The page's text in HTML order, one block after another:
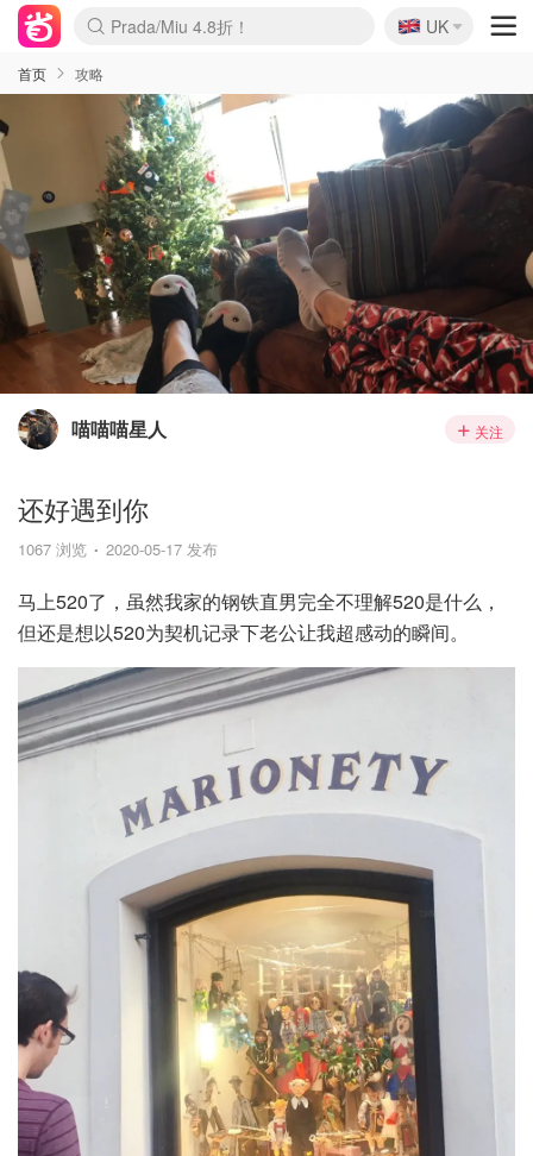
Prada/Miu 4.8折！
🇬🇧
UK
首页 攻略
喵喵喵星人 关注
还好遇到你
1067 浏览 2020-05-17 发布
马上520了，虽然我家的钢铁直男完全不理解520是什么，
但还是想以520为契机记录下老公让我超感动的瞬间。